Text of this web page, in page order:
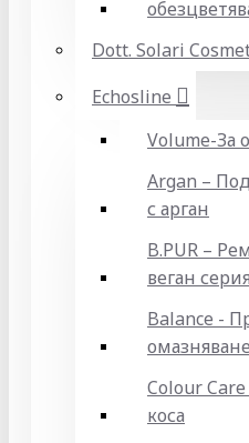
Dott. Solari
Echosline
Volume-За
Argan –
с арган
B.PUR –
веган серия
Balance -
омазняване
Colour
коса